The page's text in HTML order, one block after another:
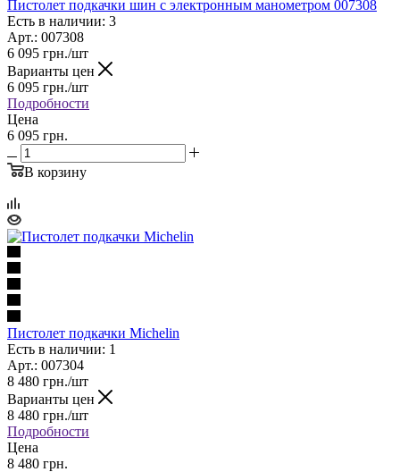
Пистолет подкачки шин с электронным манометром 007308
Есть в наличии: 3
Арт.: 007308
6 095 грн./шт
Варианты цен
6 095 грн./шт
Подробности
Цена
6 095 грн.
В корзину
Пистолет подкачки Michelin
Есть в наличии: 1
Арт.: 007304
8 480 грн./шт
Варианты цен
8 480 грн./шт
Подробности
Цена
8 480 грн.